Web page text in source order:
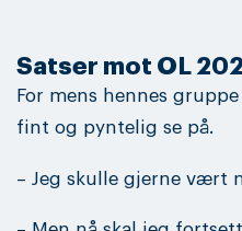
Satser mot OL
For mens hennes
fint og pyntelig se på.
– Jeg skulle gjerne vært